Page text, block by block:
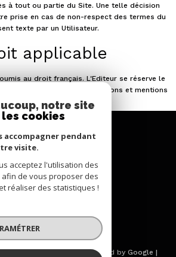
à tout ou partie du Site. Une telle décision
prise en cas de non-respect des termes du
texte par un Utilisateur.
applicable
au droit français. L'Editeur se réserve le
moment les termes, conditions et mentions
d'avertissement.
se
connecter
espace propriétaire
nous
| Traduction powered by Google |
notre site
cookies
accompagner pendant
visite.
acceptez l'utilisation des
de vous proposer des
réaliser des statistiques !